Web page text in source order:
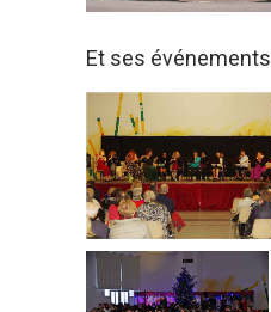
Et ses événements